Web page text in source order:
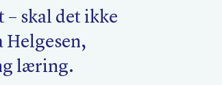
Om Akademikerne
skal det ikke
Helgesen,
læring.